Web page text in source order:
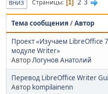
ВНИЗ Страницы 1 2 3
Тема сообщения /Автор
Проект «Изучаем LibreOffice
модуле Writer»
Автор Логунов Анатолий
Перевод LibreOffice Writer
Автор kompilainenn